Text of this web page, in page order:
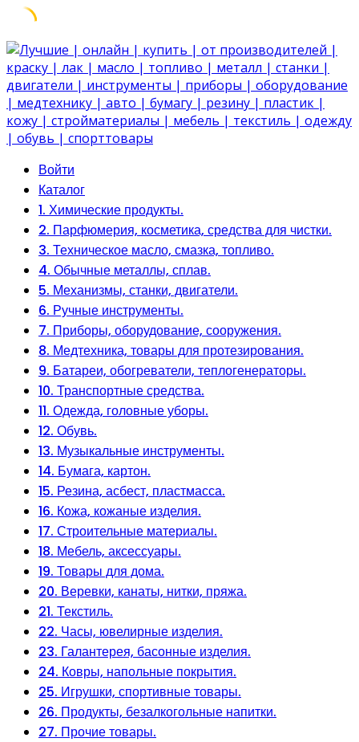
Skip
to
content
Войти
Каталог
1. Химические продукты.
2. Парфюмерия, косметика, средства для чистки.
3. Техническое масло, смазка, топливо.
4. Обычные металлы, сплав.
5. Механизмы, станки, двигатели.
6. Ручные инструменты.
7. Приборы, оборудование, сооружения.
8. Медтехника, товары для протезирования.
9. Батареи, обогреватели, теплогенераторы.
10. Транспортные средства.
11. Одежда, головные уборы.
12. Обувь.
13. Музыкальные инструменты.
14. Бумага, картон.
15. Резина, асбест, пластмасса.
16. Кожа, кожаные изделия.
17. Строительные материалы.
18. Мебель, аксессуары.
19. Товары для дома.
20. Веревки, канаты, нитки, пряжа.
21. Текстиль.
22. Часы, ювелирные изделия.
23. Галантерея, басонные изделия.
24. Ковры, напольные покрытия.
25. Игрушки, спортивные товары.
26. Продукты, безалкогольные напитки.
27. Прочие товары.